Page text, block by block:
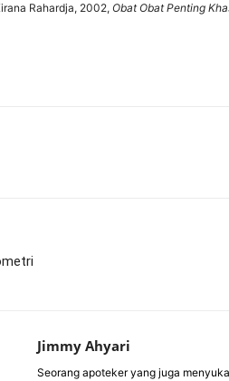
Rahardja, 2002, Obat Obat Penting
Jimmy Ahyari
Seorang apoteker yang juga